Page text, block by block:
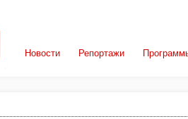
Новости Репортажи